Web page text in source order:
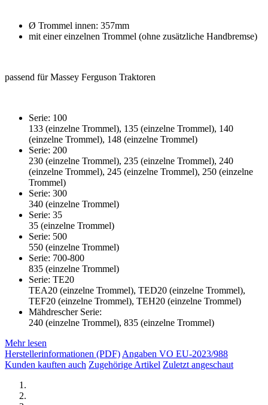
Ø Trommel innen: 357mm
mit einer einzelnen Trommel (ohne zusätzliche Handbremse)
passend für Massey Ferguson Traktoren
Serie: 100
133 (einzelne Trommel), 135 (einzelne Trommel), 140
(einzelne Trommel), 148 (einzelne Trommel)
Serie: 200
230 (einzelne Trommel), 235 (einzelne Trommel), 240
(einzelne Trommel), 245 (einzelne Trommel), 250 (einzelne
Trommel)
Serie: 300
340 (einzelne Trommel)
Serie: 35
35 (einzelne Trommel)
Serie: 500
550 (einzelne Trommel)
Serie: 700-800
835 (einzelne Trommel)
Serie: TE20
TEA20 (einzelne Trommel), TED20 (einzelne Trommel),
TEF20 (einzelne Trommel), TEH20 (einzelne Trommel)
Mähdrescher Serie:
240 (einzelne Trommel), 835 (einzelne Trommel)
Mehr lesen
Herstellerinformationen (PDF)Angaben VO EU-2023/988
Kunden kauften auch Zugehörige Artikel Zuletzt angeschaut